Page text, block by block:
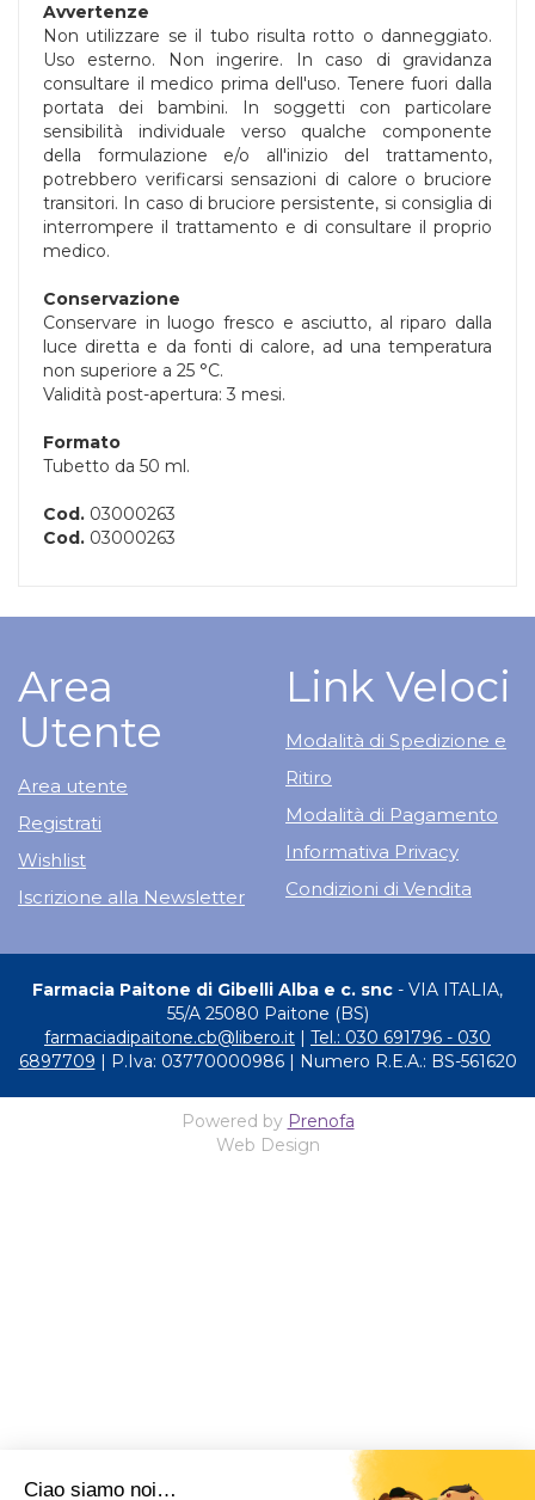
Avvertenze
Non utilizzare se il tubo risulta rotto o danneggiato.
Uso esterno. Non ingerire. In caso di gravidanza
consultare il medico prima dell'uso. Tenere fuori dalla
portata dei bambini. In soggetti con particolare
sensibilità individuale verso qualche componente
della formulazione e/o all'inizio del trattamento,
potrebbero verificarsi sensazioni di calore o bruciore
transitori. In caso di bruciore persistente, si consiglia di
interrompere il trattamento e di consultare il proprio
medico.
Conservazione
Conservare in luogo fresco e asciutto, al riparo dalla
luce diretta e da fonti di calore, ad una temperatura
non superiore a 25 °C.
Validità post-apertura: 3 mesi.
Formato
Tubetto da 50 ml.
Cod. 03000263
Cod. 03000263
Area
Utente
Area utente
Registrati
Wishlist
Iscrizione alla Newsletter
Link Veloci
Modalità di Spedizione e
Ritiro
Modalità di Pagamento
Informativa Privacy
Condizioni di Vendita
Farmacia Paitone di Gibelli Alba e c. snc - VIA ITALIA,
55/A 25080 Paitone (BS)
farmaciadipaitone.cb@libero.it
Tel.: 030 691796 - 030
6897709 | P.Iva: 03770000986 | Numero R.E.A.: BS-561620
Powered by Prenofa
Web Design